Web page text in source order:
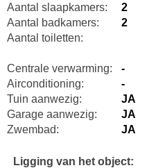
Aantal slaapkamers:
2
Aantal badkamers:
2
Aantal toiletten:
Centrale verwarming:
-
Airconditioning:
-
Tuin aanwezig:
JA
Garage aanwezig:
JA
Zwembad:
JA
Ligging van het object: